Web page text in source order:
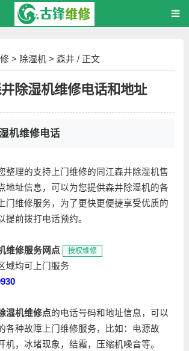
> 除湿机> 森井/ 正文
除湿机维修电话和地址
机维修电话
整理的支持上门维修的同江森井除湿机售
地址信息，可以为您提供森井除湿机的各
门维修服务，为了更快更便捷享受优质的
提前拨打电话预约。
维修服务网点 授权维修
域均可上门服务
湿机维修点的电话号码和地址信息，可以
各种故障上门维修服务，比如：电源故
机，冰堵现象，结霜，压缩机噪音等。